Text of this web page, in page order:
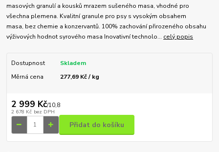
masových granulí a kousků mrazem sušeného masa, vhodné pro
všechna plemena. Kvalitní granule pro psy s vysokým obsahem
masa, bez chemie a konzervantů. 100% zachování přirozeného obsahu
výživových hodnot syrového masa Inovativní technolo... celý popis
Dostupnost
Skladem
Měrná cena
277,69 Kč / kg
2 999 Kč/10,8
2 678 Kč bez DPH
Přidat do košíku